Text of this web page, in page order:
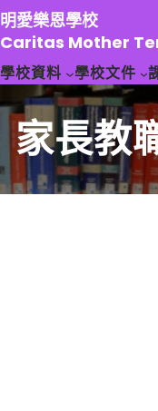
跳
至
主
要
容
明愛樂恩學校
Caritas Mother
學校資料 學校文件
家長教